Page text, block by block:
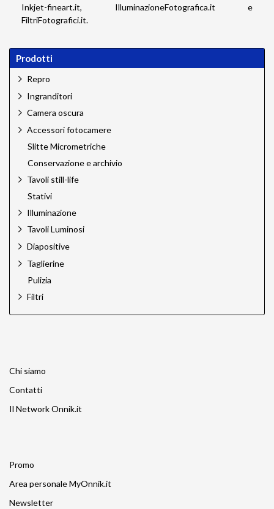
Inkjet-fineart.it, IlluminazioneFotografica.it e
FiltriFotografici.it.
Prodotti
Repro
Ingranditori
Camera oscura
Accessori fotocamere
Slitte Micrometriche
Conservazione e archivio
Tavoli still-life
Stativi
Illuminazione
Tavoli Luminosi
Diapositive
Taglierine
Pulizia
Filtri
Chi siamo
Contatti
Il Network Onnik.it
Promo
Area personale MyOnnik.it
Newsletter